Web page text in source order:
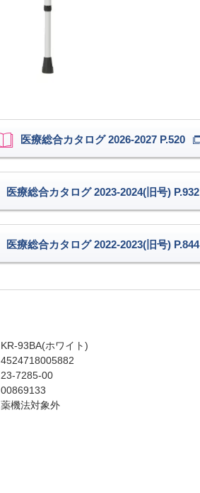
医療総合カタログ 2026-2027 P.520
医療総合カタログ 2023-2024(旧号) P.932
医療総合カタログ 2022-2023(旧号) P.844
KR-93BA(ホワイト)
4524718005882
23-7285-00
00869133
薬機法対象外